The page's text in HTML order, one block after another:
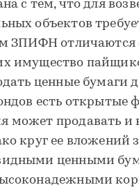
с тем, что для
объектов
ЗПИФН отличаются
имущество
ценные бумаги
есть открытые
может продавать и
круг ее вложений
ценными